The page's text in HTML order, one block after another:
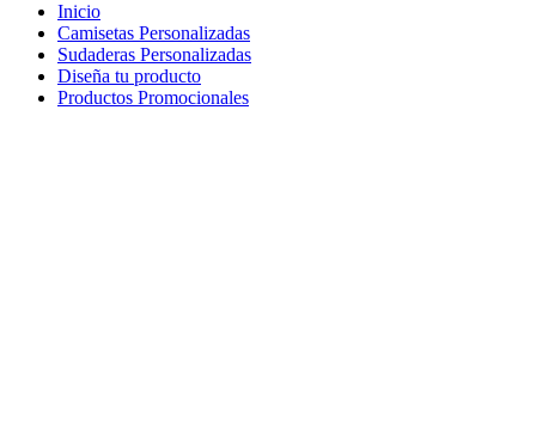
Inicio
Camisetas Personalizadas
Sudaderas Personalizadas
Diseña tu producto
Productos Promocionales